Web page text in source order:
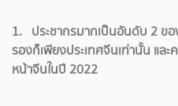
1. ประชากรมากเป็นอันดับ 2 ข
รองก็เพียงประเทศจีนเท่านั้น แล
หน้าจีนในปี 2022